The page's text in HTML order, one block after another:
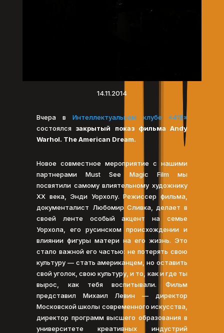
14.11.2014
Вчера в Интеллектуальном клубе «418»
состоялся закрытый показ фильма Andy
Warhol. The American Dream.
Новое совместное мероприятие с нашими
партнерами Must See Magic Film мы
посвятили самому влиятельному художнику
XХ века, Энди Уорхолу. Режиссер фильма,
документалист Любомир Сливка, делает в
своей ленте особый акцент на семье
Уорхола, его русинском происхождении и
влиянии фигуры матери на его жизнь. Это
стало важной его частью: не потерять свою
культуру — стать американцем, но оставить
свой уголок, свою культуру, и то, как и где ты
вырос, как тебя воспитывали. Фильм
представил Михаил Левин — директор
Московской школы современного искусства,
директор программ высшего образования в
университете креативных индустрий